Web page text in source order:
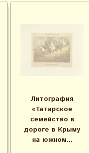
Литография
«Татарское
семейство в
дороге в Крыму
на южном...